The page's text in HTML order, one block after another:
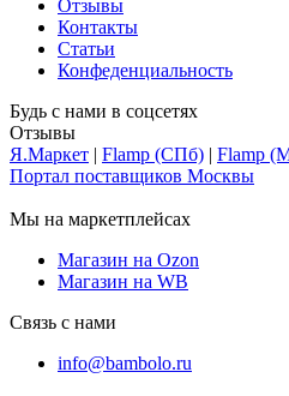
Отзывы
Контакты
Статьи
Конфеденциальность
Будь с нами в соцсетях
Отзывы
Я.Маркет | Flamp (СПб) | Flamp
Портал поставщиков Москвы
Мы на маркетплейсах
Магазин на Ozon
Магазин на WB
Связь с нами
info@bambolo.ru